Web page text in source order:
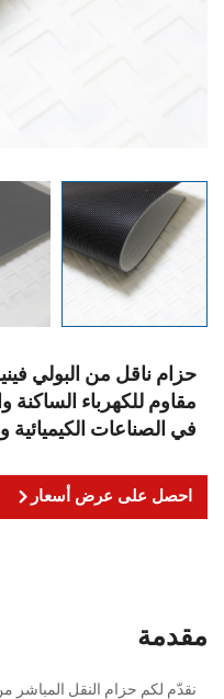
حزام ناقل من البولي
مقاوم للكهرباء
في الصناعات
احصل على عرض أسعار
مقدمة